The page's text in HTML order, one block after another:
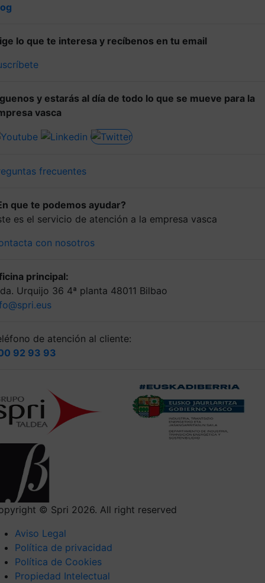
lo que te interesa y recíbenos en tu email
y estarás al día de todo lo que se mueve para la
vasca
frecuentes
que te podemos ayudar?
es el servicio de atención a la empresa vasca
con nosotros
principal:
Urquijo 36 4ª planta 48011 Bilbao
de atención al cliente:
92 93 93
© Spri 2026. All right reserved
Aviso Legal
Política de privacidad
Política de Cookies
Propiedad Intelectual